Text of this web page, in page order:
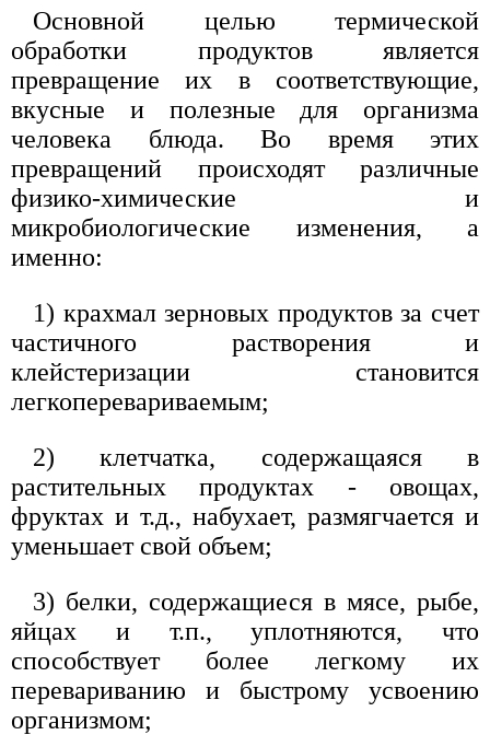
Основной целью термической
обработки продуктов является
превращение их в соответствующие,
вкусные и полезные для организма
человека блюда. Во время этих
превращений происходят различные
физико-химические и
микробиологические изменения, а
именно:
1) крахмал зерновых продуктов за счет
частичного растворения и
клейстеризации становится
легкоперевариваемым;
2) клетчатка, содержащаяся в
растительных продуктах - овощах,
фруктах и т.д., набухает, размягчается и
уменьшает свой объем;
3) белки, содержащиеся в мясе, рыбе,
яйцах и т.п., уплотняются, что
способствует более легкому их
перевариванию и быстрому усвоению
организмом;